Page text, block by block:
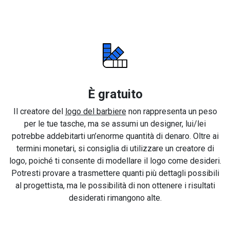
È gratuito
Il creatore del logo del barbierenon rappresenta un peso
per le tue tasche, ma se assumi un designer, lui/lei
potrebbe addebitarti un’enorme quantità di denaro. Oltre ai
termini monetari, si consiglia di utilizzare un creatore di
logo, poiché ti consente di modellare il logo come desideri.
Potresti provare a trasmettere quanti più dettagli possibili
al progettista, ma le possibilità di non ottenere i risultati
desiderati rimangono alte.